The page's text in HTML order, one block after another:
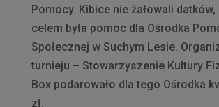
Pomocy. Kibice nie żałowali
celem była pomoc dla Ośrodka
Społecznej w Suchym Lesie.
turnieju – Stowarzyszenie Kultury
Box podarowało dla tego Ośrodka
zł.